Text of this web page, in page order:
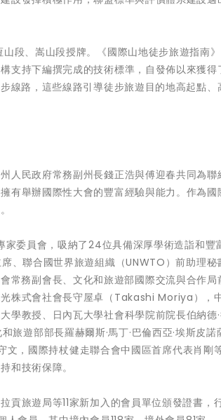
段、嵩山段授牌。《國際山地徒步旅遊指南
支持下編撰完成的技術標準，自發佈以來獲得
線路，這些線路引導徒步旅遊目的地高起點、
人民政府常務副州長錢正浩與傅迎春共同為聯
有舉辦國際性大會的豐富經驗與能力。作為國
委員會，吸納了24位具備深厚學術造詣和豐
、聯合國世界旅遊組織（UNWTO）前助理秘
務副會長、文化和旅遊部國際交流與合作局
株式會社會長守屋卓（Takashi Moriya），
學教授、日內瓦大學社會科學院前院長伯納德
遊部部長羅赫爾斯·馬丁·巴倫西亞·埃斯皮諾
，國際持杖健走聯合會中國區首席代表肖剛
和技術保障。
旅遊局等11家新加入的會員單位頒發證書，